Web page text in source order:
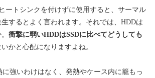
ートシンクを付けずに使用すると、サーマル
する とよく言われます。それでは、 HDDは
衝撃に弱いHDDはSSDに比べてどうしても
かと心配になりますよね。
強いわけはなく、 発熱やケース内に籠もっ